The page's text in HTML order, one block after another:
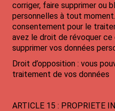
corriger, faire supprimer ou
personnelles à tout
consentement pour le
avez le droit de révoquer
supprimer vos données
Droit d’opposition : vous
traitement de vos données
ARTICLE 15 : PROPRIETE